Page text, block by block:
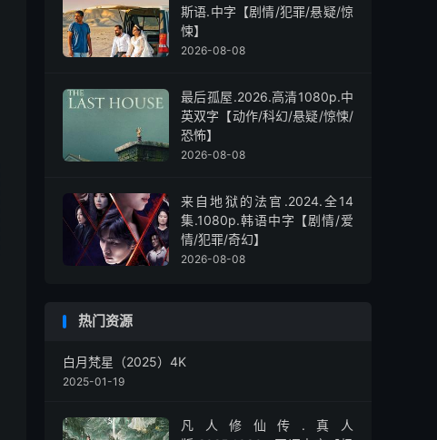
斯语.中字【剧情/犯罪/悬疑/惊
悚】
2026-08-08
最后孤屋.2026.高清1080p.中
英双字【动作/科幻/悬疑/惊悚/
恐怖】
2026-08-08
来自地狱的法官.2024.全14
集.1080p.韩语中字【剧情/爱
情/犯罪/奇幻】
2026-08-08
热门资源
白月梵星（2025）4K
2025-01-19
凡人修仙传.真人